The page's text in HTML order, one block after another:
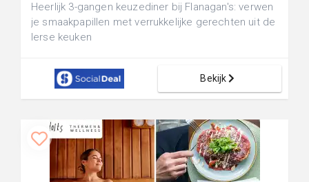
Heerlijk 3-gangen keuzediner bij Flanagan's: verwen
je smaakpapillen met verrukkelijke gerechten uit de
Ierse keuken
Bekijk